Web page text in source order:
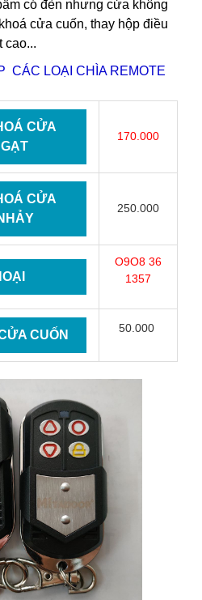
có đèn nhưng cửa không
cửa cuốn, thay hộp điều
cao...
CÁC LOẠI CHÌA REMOTE
CỬA
170.000
CỬA
250.000
O9O8 36
1357
CUỐN 50.000